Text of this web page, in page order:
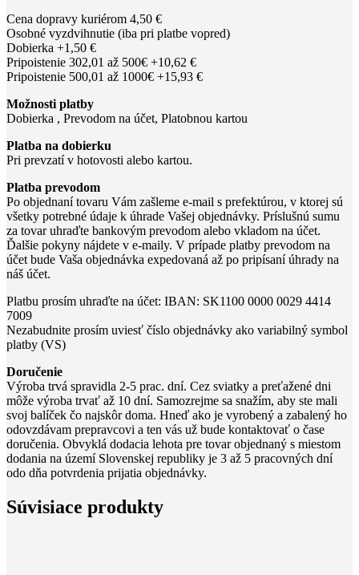
Cena dopravy kuriérom 4,50 €
Osobné vyzdvihnutie (iba pri platbe vopred)
Dobierka +1,50 €
Pripoistenie 302,01 až 500€ +10,62 €
Pripoistenie 500,01 až 1000€ +15,93 €
Možnosti platby
Dobierka , Prevodom na účet, Platobnou kartou
Platba na dobierku
Pri prevzatí v hotovosti alebo kartou.
Platba prevodom
Po objednaní tovaru Vám zašleme e-mail s prefektúrou, v ktorej sú
všetky potrebné údaje k úhrade Vašej objednávky. Príslušnú sumu
za tovar uhraďte bankovým prevodom alebo vkladom na účet.
Ďalšie pokyny nájdete v e-maily. V prípade platby prevodom na
účet bude Vaša objednávka expedovaná až po pripísaní úhrady na
náš účet.
Platbu prosím uhraďte na účet: IBAN: SK1100 0000 0029 4414
7009
Nezabudnite prosím uviesť číslo objednávky ako variabilný symbol
platby (VS)
Doručenie
Výroba trvá spravidla 2-5 prac. dní. Cez sviatky a preťažené dni
môže výroba trvať až 10 dní. Samozrejme sa snažím, aby ste mali
svoj balíček čo najskôr doma. Hneď ako je vyrobený a zabalený ho
odovzdávam prepravcovi a ten vás už bude kontaktovať o čase
doručenia. Obvyklá dodacia lehota pre tovar objednaný s miestom
dodania na území Slovenskej republiky je 3 až 5 pracovných dní
odo dňa potvrdenia prijatia objednávky.
Súvisiace produkty